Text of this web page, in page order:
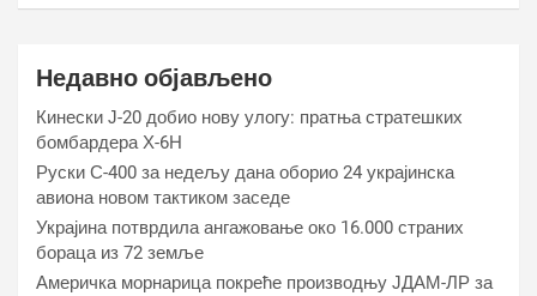
Недавно објављено
Кинески Ј-20 добио нову улогу: пратња стратешких
бомбардера Х-6Н
Руски С-400 за недељу дана оборио 24 украјинска
авиона новом тактиком заседе
Украјина потврдила ангажовање око 16.000 страних
бораца из 72 земље
Америчка морнарица покреће производњу ЈДАМ-ЛР за